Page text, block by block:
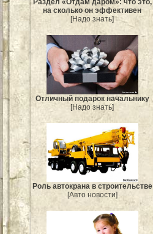
Раздел «Отдам даром»: что это,
на сколько он эффективен
[Надо знать]
Отличный подарок начальнику
[Надо знать]
Роль автокрана в строительстве
[Авто новости]